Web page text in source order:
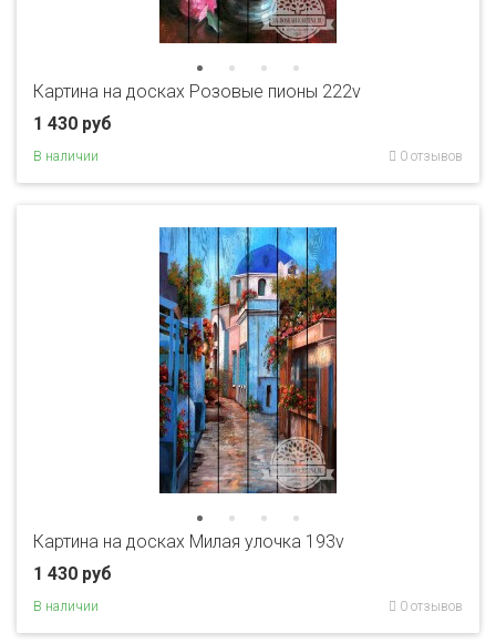
Картина на досках Розовые пионы 222v
1 430 руб
В наличии 0 отзывов
Картина на досках Милая улочка 193v
1 430 руб
В наличии 0 отзывов